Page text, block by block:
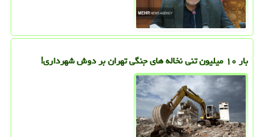
بار ۱۰ میلیون تنی نخاله های جنگی تهران بر دوش شهرداری!